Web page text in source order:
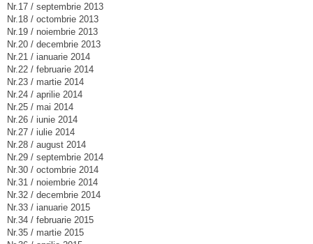
Nr.17 / septembrie 2013
Nr.18 / octombrie 2013
Nr.19 / noiembrie 2013
Nr.20 / decembrie 2013
Nr.21 / ianuarie 2014
Nr.22 / februarie 2014
Nr.23 / martie 2014
Nr.24 / aprilie 2014
Nr.25 / mai 2014
Nr.26 / iunie 2014
Nr.27 / iulie 2014
Nr.28 / august 2014
Nr.29 / septembrie 2014
Nr.30 / octombrie 2014
Nr.31 / noiembrie 2014
Nr.32 / decembrie 2014
Nr.33 / ianuarie 2015
Nr.34 / februarie 2015
Nr.35 / martie 2015